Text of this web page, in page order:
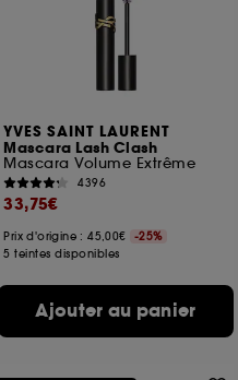
YVES SAINT LAURENT
Mascara Lash Clash
Mascara Volume Extrême
4396
33,75€
Prix d'origine : 45,00€
-25%
5 teintes disponibles
Ajouter au panier
les cookies, cliques
Voous pouvez à tout
consentement. Si vous
sur les cookies